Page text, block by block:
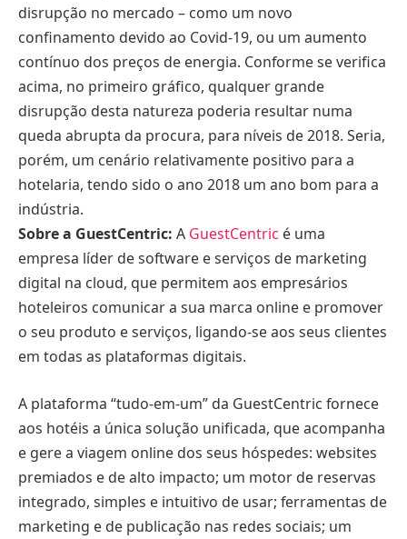
disrupção no mercado – como um novo
confinamento devido ao Covid-19, ou um aumento
contínuo dos preços de energia. Conforme se verifica
acima, no primeiro gráfico, qualquer grande
disrupção desta natureza poderia resultar numa
queda abrupta da procura, para níveis de 2018. Seria,
porém, um cenário relativamente positivo para a
hotelaria, tendo sido o ano 2018 um ano bom para a
indústria.
Sobre a GuestCentric: A GuestCentric é uma
empresa líder de software e serviços de marketing
digital na cloud, que permitem aos empresários
hoteleiros comunicar a sua marca online e promover
o seu produto e serviços, ligando-se aos seus clientes
em todas as plataformas digitais.
A plataforma “tudo-em-um” da GuestCentric fornece
aos hotéis a única solução unificada, que acompanha
e gere a viagem online dos seus hóspedes: websites
premiados e de alto impacto; um motor de reservas
integrado, simples e intuitivo de usar; ferramentas de
marketing e de publicação nas redes sociais; um